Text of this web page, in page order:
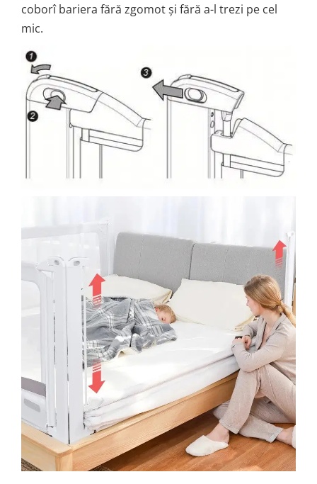
coborî bariera fără zgomot și fără a-l trezi pe cel
mic.